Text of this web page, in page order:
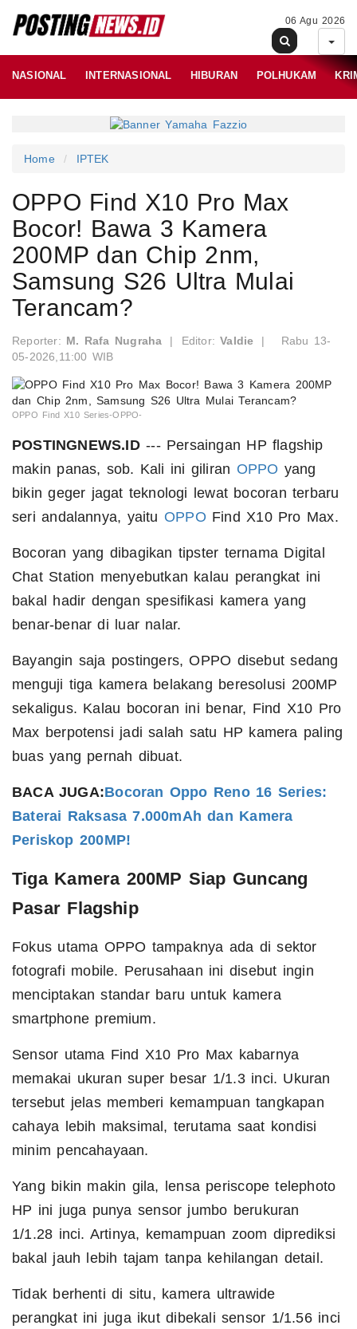
06 Agu 2026
NASIONAL INTERNASIONAL HIBURAN POLHUKAM
Home IPTEK
OPPO Find X10 Pro Max
Bocor! Bawa 3 Kamera
200MP dan Chip 2nm,
Samsung S26 Ultra Mulai
Terancam?
Reporter: M. Rafa Nugraha | Editor:Valdie |
Rabu 13-
05-2026,11:00 WIB
OPPO Find X10 Series-OPPO-
POSTINGNEWS.ID--- Persaingan HP flagship
makin panas, sob. Kali ini giliran OPPO yang
bikin geger jagat teknologi lewat bocoran terbaru
seri andalannya, yaitu OPPO Find X10 Pro Max.
Bocoran yang dibagikan tipster ternama Digital
Chat Station menyebutkan kalau perangkat ini
bakal hadir dengan spesifikasi kamera yang
benar-benar di luar nalar.
Bayangin saja postingers, OPPO disebut sedang
menguji tiga kamera belakang beresolusi 200MP
sekaligus. Kalau bocoran ini benar, Find X10 Pro
Max berpotensi jadi salah satu HP kamera paling
buas yang pernah dibuat.
BACA JUGA:Bocoran Oppo Reno 16 Series:
Baterai Raksasa 7.000mAh dan Kamera
Periskop 200MP!
Tiga Kamera 200MP Siap Guncang
Pasar Flagship
Fokus utama OPPO tampaknya ada di sektor
fotografi mobile. Perusahaan ini disebut ingin
menciptakan standar baru untuk kamera
smartphone premium.
Sensor utama Find X10 Pro Max kabarnya
memakai ukuran super besar 1/1.3 inci. Ukuran
tersebut jelas memberi kemampuan tangkapan
cahaya lebih maksimal, terutama saat kondisi
minim pencahayaan.
Yang bikin makin gila, lensa periscope telephoto
HP ini juga punya sensor jumbo berukuran
1/1.28 inci. Artinya, kemampuan zoom diprediksi
bakal jauh lebih tajam tanpa kehilangan detail.
Tidak berhenti di situ, kamera ultrawide
perangkat ini juga ikut dibekali sensor 1/1.56 inci